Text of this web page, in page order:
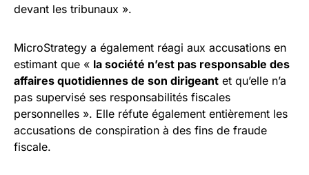
devant les tribunaux ».
MicroStrategy a également réagi aux accusations en
estimant que « la société n’est pas responsable des
affaires quotidiennes de son dirigeant et qu’elle n’a
pas supervisé ses responsabilités fiscales
personnelles ». Elle réfute également entièrement les
accusations de conspiration à des fins de fraude
fiscale.